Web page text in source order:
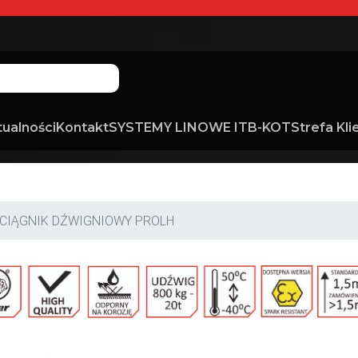
KontaktSYSTEMY LINOWE ITB-KOTStrefa
DŹWIGNIOWY PROLH